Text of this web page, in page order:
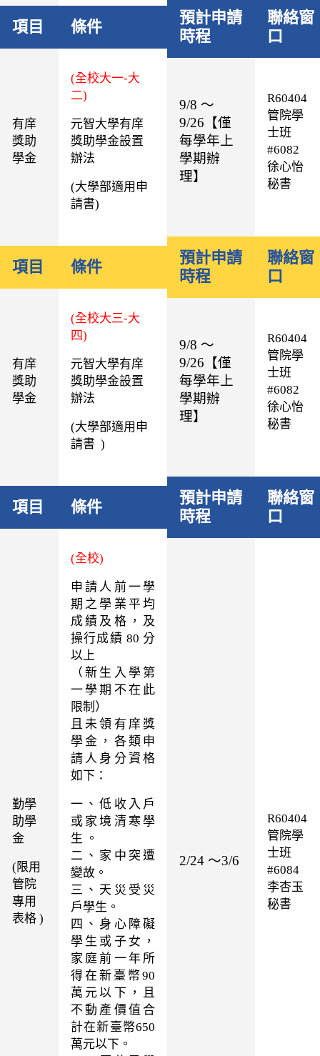
項目 條件
預計申請
時程
聯絡窗
口
有庠
獎助
學金
(全校大一-大
二)
元智大學有庠
獎助學金設置
辦法
(大學部適用申
請書)
9/8 ～
9/26 【僅
每學年上
學期辦
理】
R60404
管院學
士班
#6082
徐心怡
秘書
項目 條件
預計申請
時程
聯絡窗
口
有庠
獎助
學金
(全校大三-大
四)
元智大學有庠
獎助學金設置
辦法
(大學部適用申
請書 )
9/8 ～
9/26 【僅
每學年上
學期辦
理】
R60404
管院學
士班
#6082
徐心怡
秘書
項目 條件
預計申請
時程
聯絡窗
口
勤學
助學
金
( 限用
管院
專用
表格 )
(全校)
申請人前一學
期之學業平均
成績及格，及
操行成績 80 分
以上
（新生入學第
一學期不在此
限制）
且未領有庠獎
學金，各類申
請人身分資格
如下：
一、低收入戶
或家境清寒學
生 。
二、家中突遭
變故。
三、天災受災
戶學生。
四、身心障礙
學生或子女，
家庭前一年所
得在新臺幣90
萬元以下，且
不動產價值合
計在新臺幣650
萬元以下。
2/24 ～3/6
R60404
管院學
士班
#6084
李杏玉
秘書